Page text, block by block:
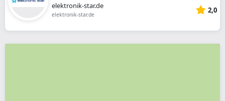
elektronik-star.de
elektronik-star.de 2,0